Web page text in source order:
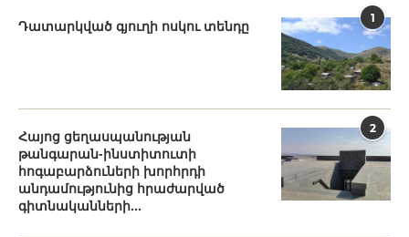
1
Դատարկված գյուղի ոսկու տենդը
2
Հայոց ցեղասպանության
թանգարան-ինստիտուտի
հոգաբարձուների խորհրդի
անդամությունից հրաժարված
գիտնականների...